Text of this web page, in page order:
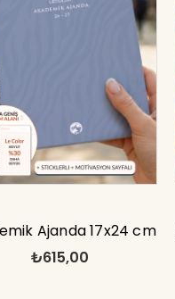
Ajanda 17x24 cm
Stickerlı Motivasyon
₺615,00